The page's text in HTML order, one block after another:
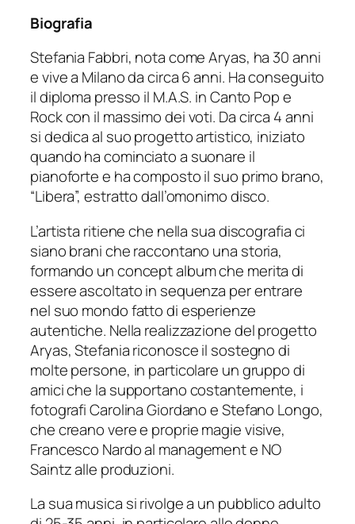
Biografia
Stefania Fabbri, nota come Aryas, ha 30 anni
e vive a Milano da circa 6 anni. Ha conseguito
il diploma presso il M.A.S. in Canto Pop e
Rock con il massimo dei voti. Da circa 4 anni
si dedica al suo progetto artistico, iniziato
quando ha cominciato a suonare il
pianoforte e ha composto il suo primo brano,
“Libera”, estratto dall’omonimo disco.
L’artista ritiene che nella sua discografia ci
siano brani che raccontano una storia,
formando un concept album che merita di
essere ascoltato in sequenza per entrare
nel suo mondo fatto di esperienze
autentiche. Nella realizzazione del progetto
Aryas, Stefania riconosce il sostegno di
molte persone, in particolare un gruppo di
amici che la supportano costantemente, i
fotografi Carolina Giordano e Stefano Longo,
che creano vere e proprie magie visive,
Francesco Nardo al management e NO
Saintz alle produzioni.
La sua musica si rivolge a un pubblico adulto